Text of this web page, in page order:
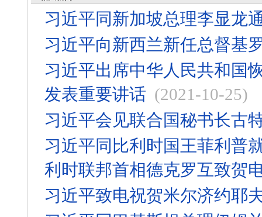
习近平同新加坡总理李显龙
习近平向新西兰新任总督基
习近平出席中华人民共和国
发表重要讲话 (2021-10-25)
习近平会见联合国秘书长古
习近平同比利时国王菲利普
利时联邦首相德克罗互致贺
习近平致电祝贺米尔济约耶